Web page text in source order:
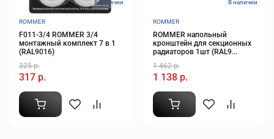
В наличии
ROMMER
F011-3/4 ROMMER 3/4
монтажный комплект 7 в 1
(RAL9016)
325 р.
317 р.
В наличии
ROMMER
ROMMER напольный
кронштейн для секционных
радиаторов 1шт (RAL9...
1 462 р.
1 138 р.